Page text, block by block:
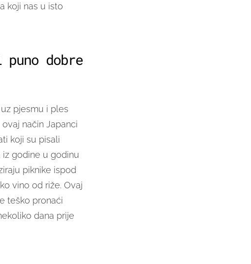
koji nas u isto
dobre
pjesmu i ples
način Japanci
koji su pisali
iz godine u godinu
piknike ispod
vino od riže. Ovaj
teško pronaći
dana prije